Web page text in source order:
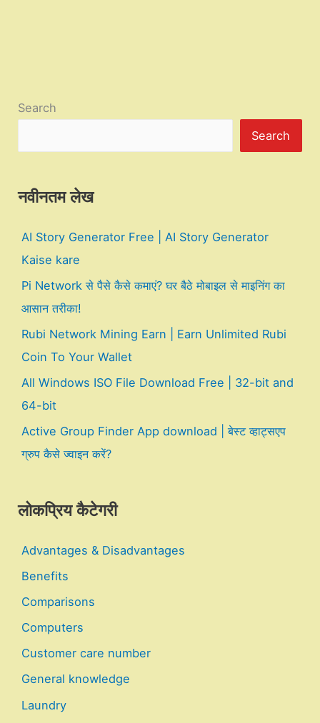
Search
Search
नवीनतम लेख
AI Story Generator Free | AI Story Generator
Kaise kare
Pi Network से पैसे कैसे कमाएं? घर बैठे मोबाइल से माइनिंग का
आसान तरीका!
Rubi Network Mining Earn | Earn Unlimited Rubi
Coin To Your Wallet
All Windows ISO File Download Free | 32-bit and
64-bit
Active Group Finder App download | बेस्ट व्हाट्सएप
ग्रुप कैसे ज्वाइन करें?
लोकप्रिय कैटेगरी
Advantages & Disadvantages
Benefits
Comparisons
Computers
Customer care number
General knowledge
Laundry